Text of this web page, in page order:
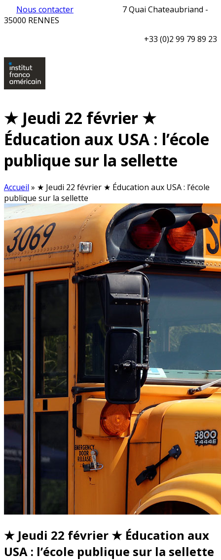
Nous contacter
7 Quai Chateaubriand -
35000 RENNES
+33 (0)2 99 79 89 23
★ Jeudi 22 février ★
Éducation aux USA : l’école
publique sur la sellette
Accueil » ★ Jeudi 22 février ★ Éducation aux USA : l’école
publique sur la sellette
★ Jeudi 22 février ★ Éducation aux
USA : l’école publique sur la sellette